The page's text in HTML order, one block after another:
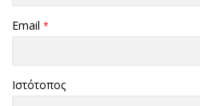
Email *
Ιστότοπος